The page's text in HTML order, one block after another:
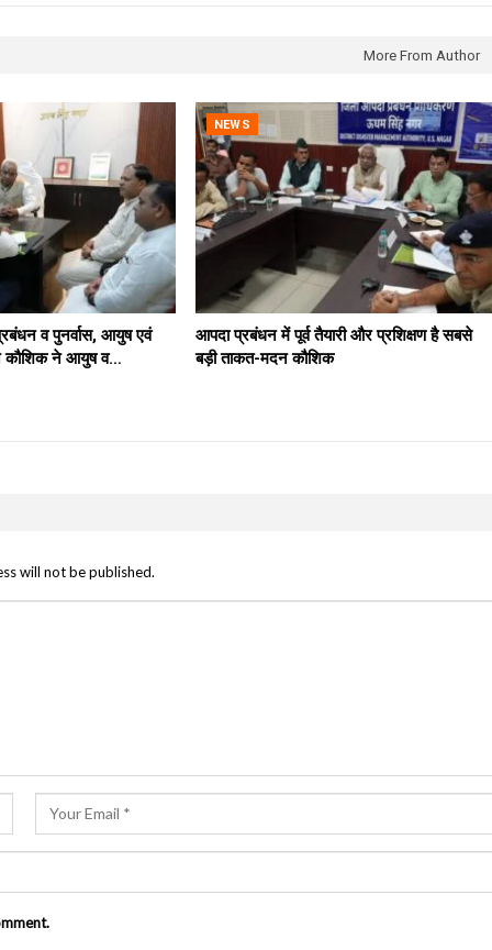
More From Author
व पुनर्वास, आयुष एवं
कौशिक ने आयुष व…
NEWS
आपदा प्रबंधन में पूर्व तैयारी और प्रशिक्षण है सबसे
बड़ी ताकत-मदन कौशिक
will not be published.